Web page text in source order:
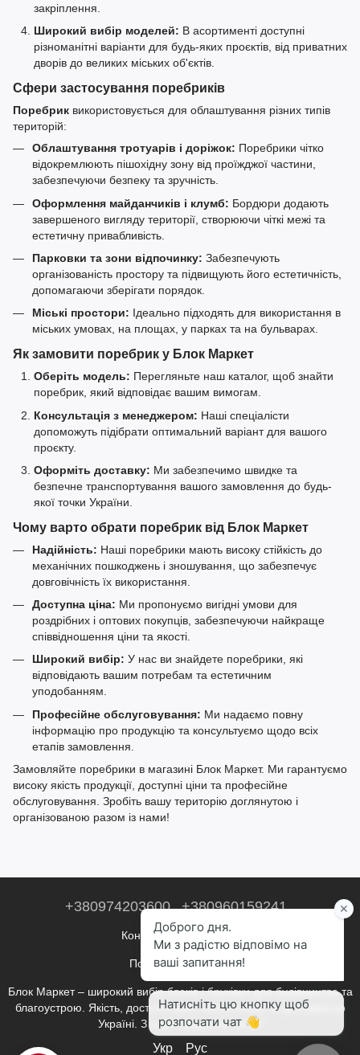
закріплення.
Широкий вибір моделей: В асортименті доступні
різноманітні варіанти для будь-яких проєктів, від приватних
дворів до великих міських об'єктів.
Сфери застосування поребриків
Поребрик використовується для облаштування різних типів
територій:
Облаштування тротуарів і доріжок: Поребрики чітко
відокремлюють пішохідну зону від проїжджої частини,
забезпечуючи безпеку та зручність.
Оформлення майданчиків і клумб: Бордюри додають
завершеного вигляду території, створюючи чіткі межі та
естетичну привабливість.
Парковки та зони відпочинку: Забезпечують
організованість простору та підвищують його естетичність,
допомагаючи зберігати порядок.
Міські простори: Ідеально підходять для використання в
міських умовах, на площах, у парках та на бульварах.
Як замовити поребрик у Блок Маркет
Оберіть модель: Перегляньте наш каталог, щоб знайти
поребрик, який відповідає вашим вимогам.
Консультація з менеджером: Наші спеціалісти
допоможуть підібрати оптимальний варіант для вашого
проєкту.
Оформіть доставку: Ми забезпечимо швидке та
безпечне транспортування вашого замовлення до будь-
якої точки України.
Чому варто обрати поребрик від Блок Маркет
Надійність: Наші поребрики мають високу стійкість до
механічних пошкоджень і зношування, що забезпечує
довговічність їх використання.
Доступна ціна: Ми пропонуємо вигідні умови для
роздрібних і оптових покупців, забезпечуючи найкраще
співвідношення ціни та якості.
Широкий вибір: У нас ви знайдете поребрики, які
відповідають вашим потребам та естетичним
уподобанням.
Професійне обслуговування: Ми надаємо повну
інформацію про продукцію та консультуємо щодо всіх
етапів замовлення.
Замовляйте поребрики в магазині Блок Маркет. Ми гарантуємо
високу якість продукції, доступні ціни та професійне
обслуговування. Зробіть вашу територію доглянутою і
організованою разом із нами!
+380974203600 +380960159241
Контактна інформація
Повна версія сайту
Блок Маркет – широкий вибір блоків і бруківки для будівництва та
благоустрою. Якість, доступні ціни, консультації та доставка по
Україні. З нами будувати легко!
Укр Рус